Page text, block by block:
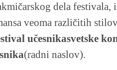
dela festivala,
veoma različitih
učesnikasvetske
(radni naslov).